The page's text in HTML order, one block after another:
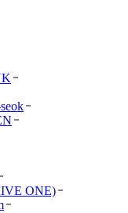
ONE)